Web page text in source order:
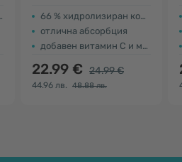
66 % хидролизиран колаген
отлична абсорбция
добавен витамин С и минерали
22.99 € 24.99 €
44.96 лв. 48.88 лв.